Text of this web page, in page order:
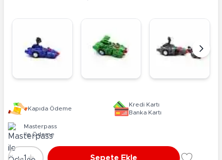
Kapıda Ödeme
Kredi Kartı
Banka Kartı
Masterpass
ile Ödeme
1 Sepete Ekle